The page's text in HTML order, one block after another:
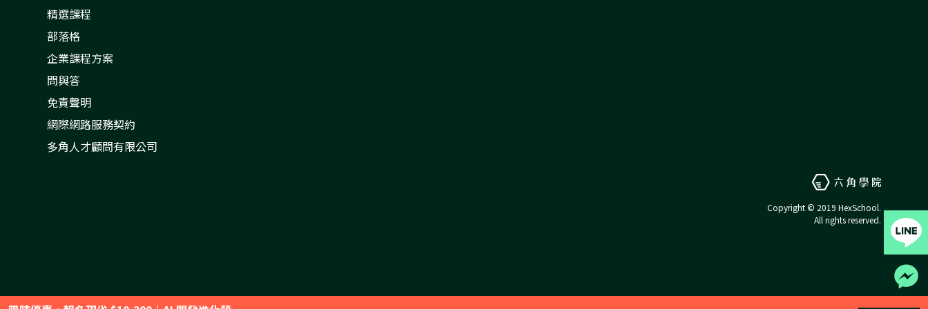
精選課程
部落格
企業課程方案
問與答
免責聲明
網際網路服務契約
多角人才顧問有限公司
Copyright © 2019 HexSchool.
All rights reserved.